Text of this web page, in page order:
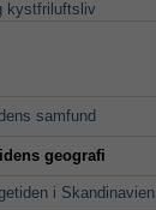
kystfriluftsliv
samfund
geografi
i Skandinavien